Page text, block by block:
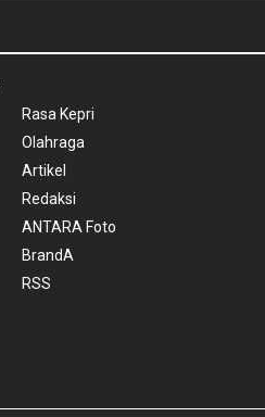
Rasa Kepri
Olahraga
Artikel
Redaksi
ANTARA Foto
BrandA
RSS